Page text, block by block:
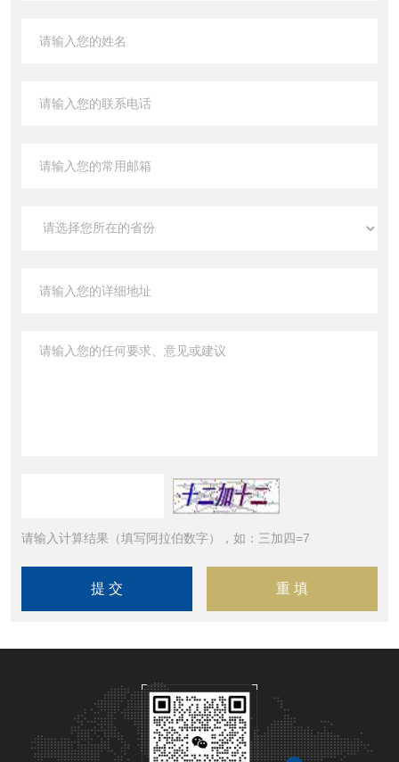
请输入计算结果（填写阿拉伯数字），如：三加四=7